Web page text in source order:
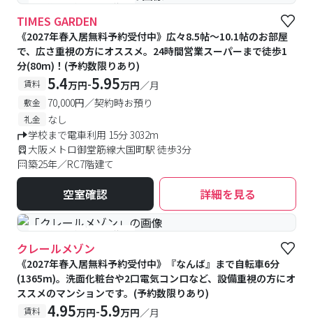
#予約受付中 #空室待ち
TIMES GARDEN
《2027年春入居無料予約受付中》広々8.5帖～10.1帖のお部屋
で、広さ重視の方にオススメ。24時間営業スーパーまで徒歩1
分(80m)！(予約数限りあり)
賃料 5.4万円-5.95万円／月
敷金 70,000円／契約時お預り
礼金
なし
学校まで電車利用 15分 3032m
大阪メトロ御堂筋線大国町駅 徒歩3分
築25年／RC7階建て
空室確認 詳細を見る
#予約受付中 #空室待ち
クレールメゾン
《2027年春入居無料予約受付中》『なんば』まで自転車6分
(1365m)。洗面化粧台や2口電気コンロなど、設備重視の方にオ
ススメのマンションです。(予約数限りあり)
賃料 4.95万円-5.9万円／月